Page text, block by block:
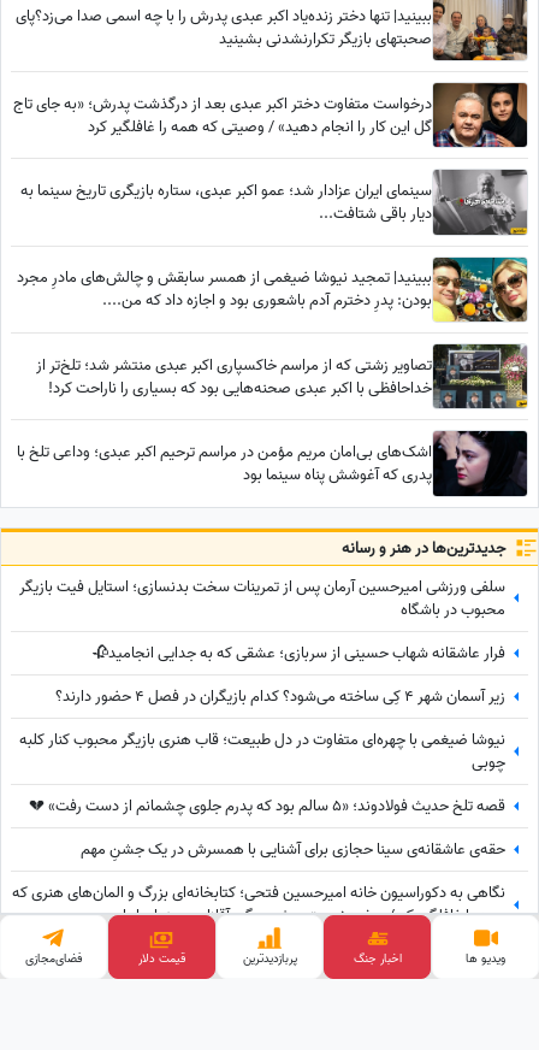
ببینید| تنها دختر زنده‌یاد اکبر عبدی پدرش را با چه اسمی صدا می‌زد؟پای
صحبتهای بازیگر تکرارنشدنی بشینید
درخواست متفاوت دختر اکبر عبدی بعد از درگذشت پدرش؛ «به جای تاج
گل این کار را انجام دهید» / وصیتی که همه را غافلگیر کرد
سینمای ایران عزادار شد؛ عمو اکبر عبدی، ستاره بازیگری تاریخ سینما به
دیار باقی شتافت...
ببینید| تمجید نیوشا ضیغمی از همسر سابقش و چالش‌های مادرِ مجرد
بودن: پدرِ دخترم آدم باشعوری بود و اجازه داد که من....
تصاویر زشتی که از مراسم خاکسپاری اکبر عبدی منتشر شد؛ تلخ‌تر از
خداحافظی با اکبر عبدی صحنه‌هایی بود که بسیاری را ناراحت کرد!
اشک‌های بی‌امان مریم مؤمن در مراسم ترحیم اکبر عبدی؛ وداعی تلخ با
پدری که آغوشش پناه سینما بود
جدید‌ترین‌ها در هنر و رسانه
سلفی ورزشی امیرحسین آرمان پس از تمرینات سخت بدنسازی؛ استایل فیت بازیگر
محبوب در باشگاه
فرار عاشقانه شهاب حسینی از سربازی؛ عشقی که به جدایی انجامید🥀
زیر آسمان شهر 4 کِی ساخته می‌شود؟ کدام بازیگران در فصل 4 حضور دارند؟
نیوشا ضیغمی با چهره‌ای متفاوت در دل طبیعت؛ قاب هنری بازیگر محبوب کنار کلبه
چوبی
قصه تلخ حدیث فولادوند؛ «5 سالم بود که پدرم جلوی چشمانم از دست رفت» 💔
حقه‌ی عاشقانه‌ی سینا حجازی برای آشنایی با همسرش در یک جشنِ مهم
نگاهی به دکوراسیون خانه امیرحسین فتحی؛ کتابخانه‌ای بزرگ و المان‌های هنری که
همه را غافلگیر کرد/ بیخود نیست بهش میگن آقازاده سینمای ایران
رضا گلزار خودروهای لوکسش را به رخ رونالدو کشید! نگاهی با گاراژ لاکچری
سوپراستار سینمای ایران+عکس
ویدیو ها اخبار جنگ پربازدید‌ترین قیمت طلا فضای‌مجازی